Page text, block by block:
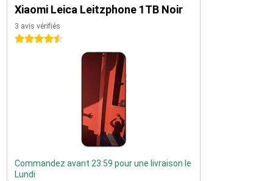
Xiaomi Leica Leitzphone 1TB Noir
3 avis vérifiés
4.5 étoiles
Commandez avant 23:59 pour une livraison le
Lundi